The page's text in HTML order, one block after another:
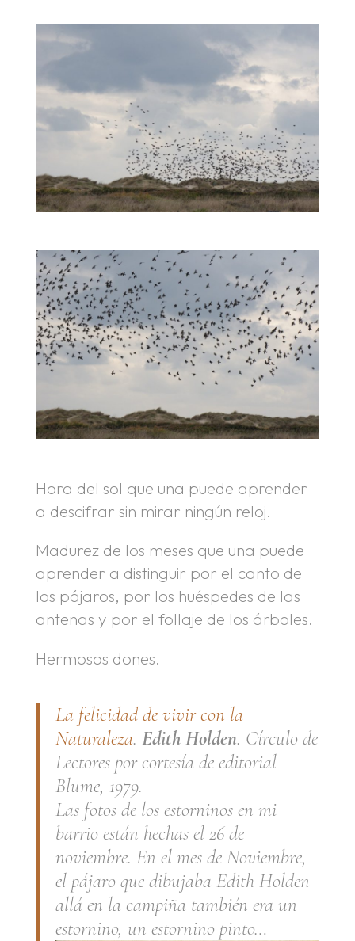
Hora del sol que una puede aprender
a descifrar sin mirar ningún reloj.
Madurez de los meses que una puede
aprender a distinguir por el canto de
los pájaros, por los huéspedes de las
antenas y por el follaje de los árboles.
Hermosos dones.
La felicidad de vivir con la
Naturaleza. Edith Holden. Círculo de
Lectores por cortesía de editorial
Blume, 1979.
Las fotos de los estorninos en mi
barrio están hechas el 26 de
noviembre. En el mes de Noviembre,
el pájaro que dibujaba Edith Holden
allá en la campiña también era un
estornino, un estornino pinto…